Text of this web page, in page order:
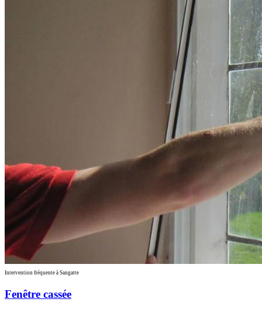
Intervention fréquente à Sangatte
Fenêtre cassée